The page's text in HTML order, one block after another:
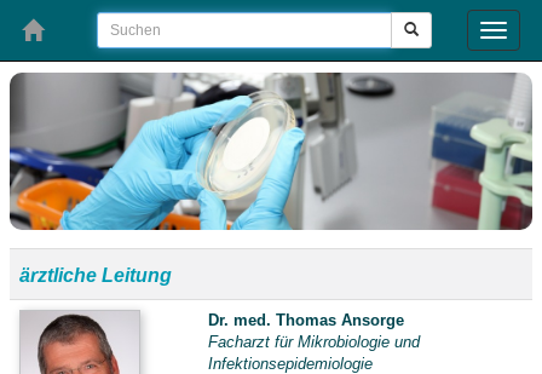
Toggle
ärztliche Leitung
Dr. med. Thomas Ansorge
Facharzt für Mikrobiologie und
Infektionsepidemiologie